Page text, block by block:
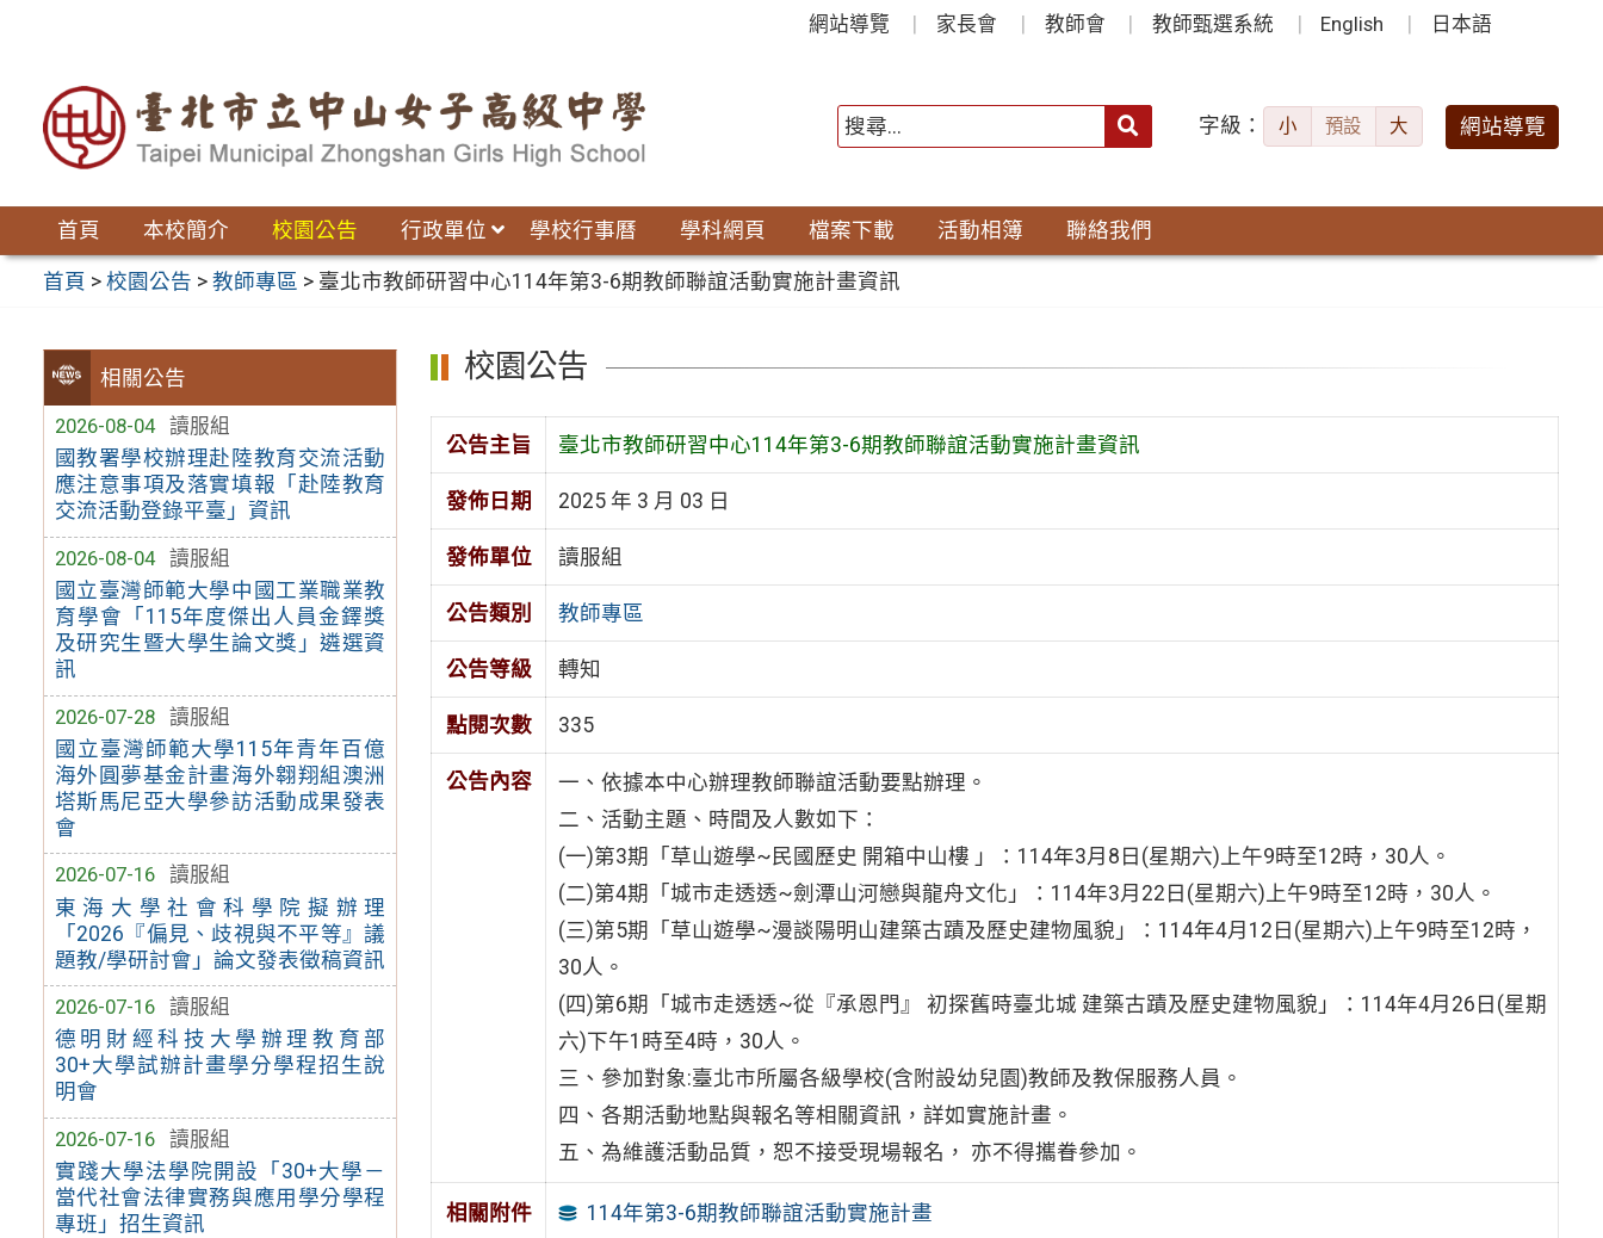
網站導覽 家長會 教師會 教師甄選系統 English 日本語
字級： 小 預設 大 網站導覽
首頁 本校簡介 校園公告 行政單位 學校行事曆 學科網頁 檔案下載 活動相簿 聯絡我們
首頁 >校園公告 >教師專區 > 臺北市教師研習中心114年第3-6期教師聯誼活動實施計畫資訊
相關公告
2026-08-04
讀服組
國教署學校辦理赴陸教育交流活動
應注意事項及落實填報「赴陸教育
交流活動登錄平臺」資訊
2026-08-04
讀服組
國立臺灣師範大學中國工業職業教
育學會「115年度傑出人員金鐸獎
及研究生暨大學生論文獎」遴選資
訊
2026-07-28
讀服組
國立臺灣師範大學115年青年百億
海外圓夢基金計畫海外翱翔組澳洲
塔斯馬尼亞大學參訪活動成果發表
會
2026-07-16
讀服組
東海大學社會科學院擬辦理
「2026『偏見、歧視與不平等』議
題教/學研討會」論文發表徵稿資訊
2026-07-16
讀服組
德明財經科技大學辦理教育部
30+大學試辦計畫學分學程招生說
明會
2026-07-16
讀服組
實踐大學法學院開設「30+大學－
當代社會法律實務與應用學分學程
專班」招生資訊
校園公告
公告主旨 臺北市教師研習中心114年第3-6期教師聯誼活動實施計畫資訊
發佈日期 2025 年 3 月 03 日
發佈單位 讀服組
公告類別 教師專區
公告等級 轉知
點閱次數 335
公告內容
一、依據本中心辦理教師聯誼活動要點辦理。
二、活動主題、時間及人數如下：
(一)第3期「草山遊學~民國歷史 開箱中山樓 」：114年3月8日(星期六)上午9時至12時，30人。
(二)第4期「城市走透透~劍潭山河戀與龍舟文化」：114年3月22日(星期六)上午9時至12時，30人。
(三)第5期「草山遊學~漫談陽明山建築古蹟及歷史建物風貌」：114年4月12日(星期六)上午9時至12時，
30人。
(四)第6期「城市走透透~從『承恩門』 初探舊時臺北城 建築古蹟及歷史建物風貌」：114年4月26日(星期
六)下午1時至4時，30人。
三、參加對象:臺北市所屬各級學校(含附設幼兒園)教師及教保服務人員。
四、各期活動地點與報名等相關資訊，詳如實施計畫。
五、為維護活動品質，恕不接受現場報名， 亦不得攜眷參加。
相關附件 114年第3-6期教師聯誼活動實施計畫